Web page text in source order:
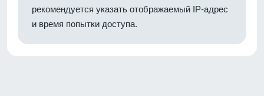
рекомендуется указать отображаемый IP-адрес
и время попытки доступа.